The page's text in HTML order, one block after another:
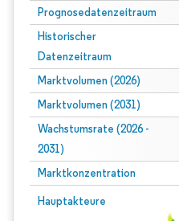
Prognosedatenzeitraum
Historischer
Datenzeitraum
Marktvolumen (2026)
Marktvolumen (2031)
Wachstumsrate (2026 -
2031)
Marktkonzentration
Hauptakteure
Bild © Mordor Intelligence.